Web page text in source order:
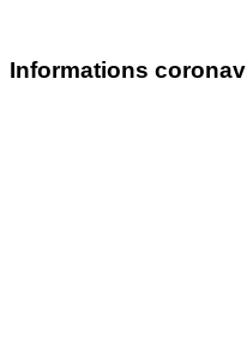
Informations